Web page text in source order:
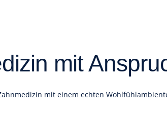
mit
mit einem echten